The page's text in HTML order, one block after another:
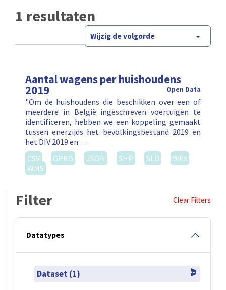
1 resultaten
Wijzig de volgorde
Aantal wagens per huishoudens
2019 Open Data
"Om de huishoudens die beschikken over een of
meerdere in België ingeschreven voertuigen te
identificeren, hebben we een koppeling gemaakt
tussen enerzijds het bevolkingsbestand 2019 en
het DIV 2019 en …
CSV
GPKG JSON SHP SLD
WFS
WMS
Filter Clear Filters
Datatypes
Dataset (1)